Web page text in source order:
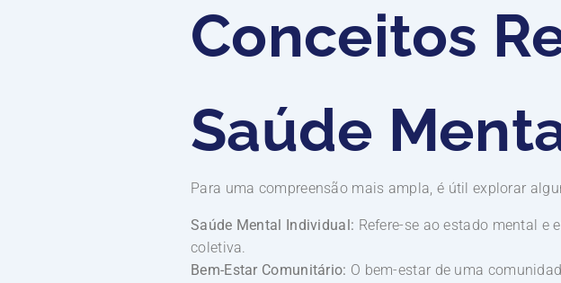
Conceitos
Saúde
Para uma compreensão mais ampla, é útil explorar
Saúde Mental Individual: Refere-se ao estado mental e
coletiva.
Bem-Estar Comunitário: O bem-estar de uma